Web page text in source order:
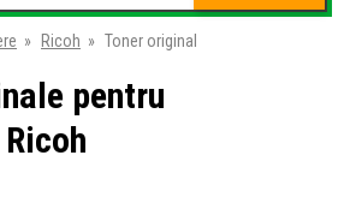
» Ricoh » Toner original
pentru